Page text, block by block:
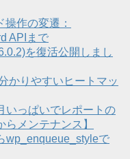
作の変遷：
APIまで
を復活公開しまし
かりやすいヒートマッ
いっぱいでレポートの
メンテナンス】
wp_enqueue_styleで